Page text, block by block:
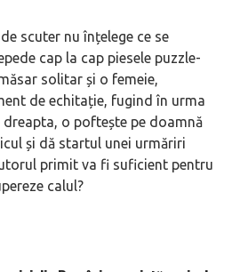
scuter nu înțelege ce se
cap la cap piesele puzzle-
solitar și o femeie,
de echitație, fugind în urma
dreapta, o poftește pe doamnă
și dă startul unei urmăriri
primit va fi suficient pentru
calul?